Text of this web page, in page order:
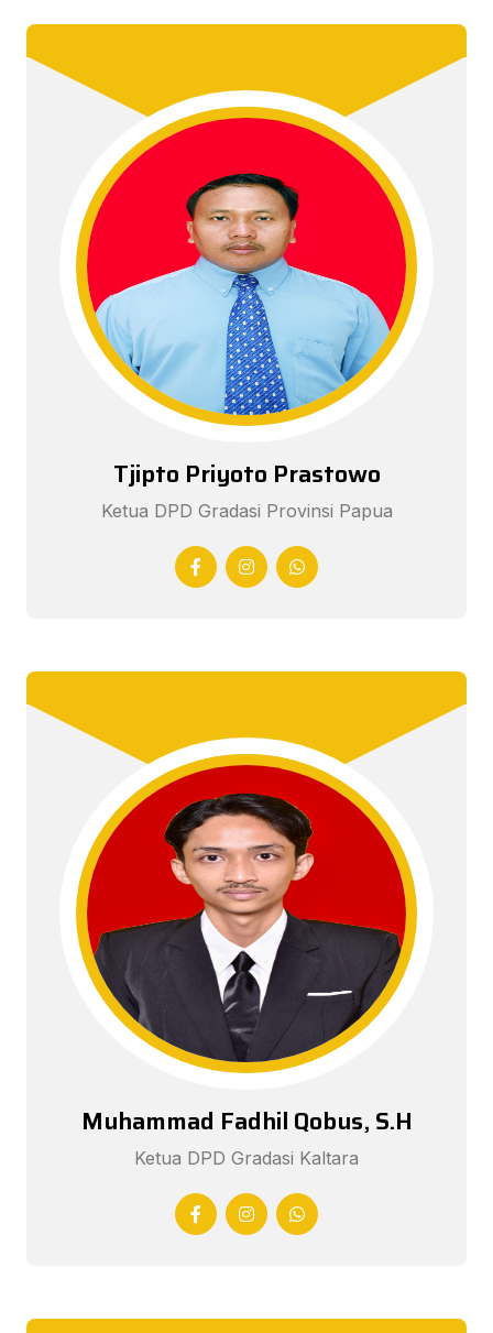
Tjipto Priyoto Prastowo
Ketua DPD Gradasi Provinsi Papua
Muhammad Fadhil Qobus, S.H
Ketua DPD Gradasi Kaltara